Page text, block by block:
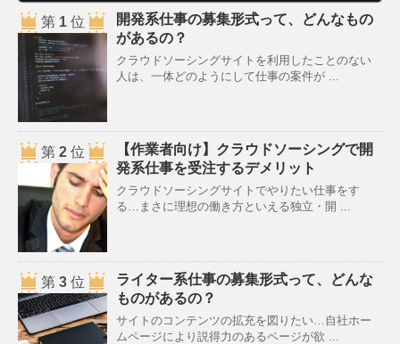
第 1位
開発系仕事の募集形式って、どんなもの
があるの？
クラウドソーシングサイトを利用したことのない
人は、一体どのようにして仕事の案件が ...
第 2位
【作業者向け】クラウドソーシングで開
発系仕事を受注するデメリット
クラウドソーシングサイトでやりたい仕事をす
る…まさに理想の働き方といえる独立・開 ...
第 3位
ライター系仕事の募集形式って、どんな
ものがあるの？
サイトのコンテンツの拡充を図りたい…自社ホー
ムページにより説得力のあるページが欲 ...